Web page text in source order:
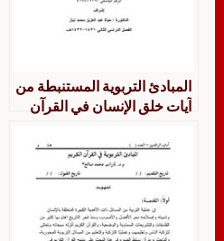
المبادئ التربوية المستنبطة من
آيات خلق الإنسان في القرآن
الأسرة والمدرسة